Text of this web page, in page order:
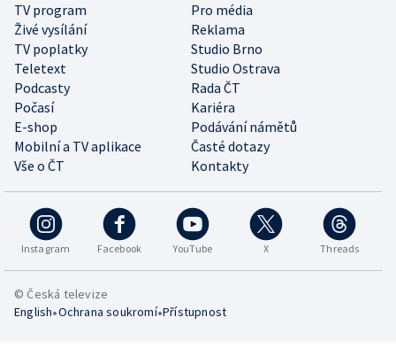
TV program
Pro média
Živé vysílání
Reklama
TV poplatky
Studio Brno
Teletext
Studio Ostrava
Podcasty
Rada ČT
Počasí
Kariéra
E-shop
Podávání námětů
Mobilní a TV aplikace
Časté dotazy
Vše o ČT
Kontakty
Instagram Facebook YouTube X Threads
© Česká televize
English•Ochrana soukromí•Přístupnost